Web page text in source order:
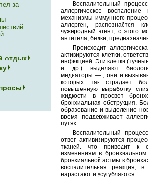
Воспалительный
аллергическое
механизмы иммунного
аллерген, распознаётся
чужеродный агент, с этого
антитела, белки,
Происходит
активируются клетки,
инфекцией. Эти клетки
и др.) выделяют
медиаторы — , они и
которых так страдает
повышенную выработку
жидкости в просвет
бронхиальная обструкция.
образование и выделение
время поддерживает
путях.
Воспалительный
ответ активизируются
тканей, что приводит к
изменениям в
бронхиальной астмы в
воспалительная реакция,
нарастают и усугубляются.
за
отдых